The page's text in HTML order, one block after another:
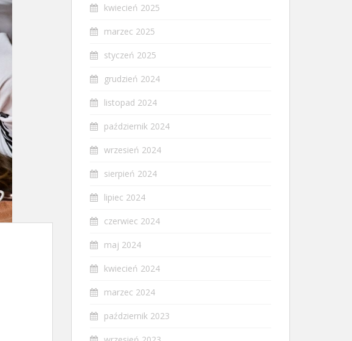
kwiecień 2025
marzec 2025
styczeń 2025
grudzień 2024
listopad 2024
październik 2024
wrzesień 2024
sierpień 2024
lipiec 2024
czerwiec 2024
maj 2024
kwiecień 2024
marzec 2024
październik 2023